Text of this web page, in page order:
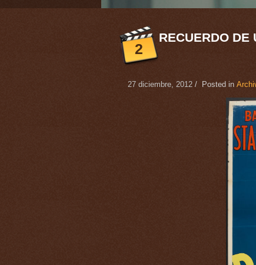
2
RECUERDO DE
27 diciembre, 2012 / Posted in